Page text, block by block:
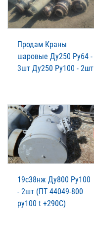
Продам Краны
шаровые Ду250 Ру64 -
3шт Ду250 Ру100 - 2шт
19с38нж Ду800 Ру100
- 2шт (ПТ 44049-800
ру100 t +290C)